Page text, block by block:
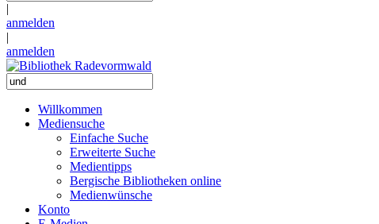
|
anmelden
|
anmelden
Willkommen
Mediensuche
Einfache Suche
Erweiterte Suche
Medientipps
Bergische Bibliotheken online
Medienwünsche
Konto